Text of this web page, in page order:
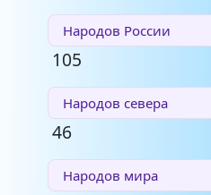
Народов России
105
Народов севера
46
Народов мира